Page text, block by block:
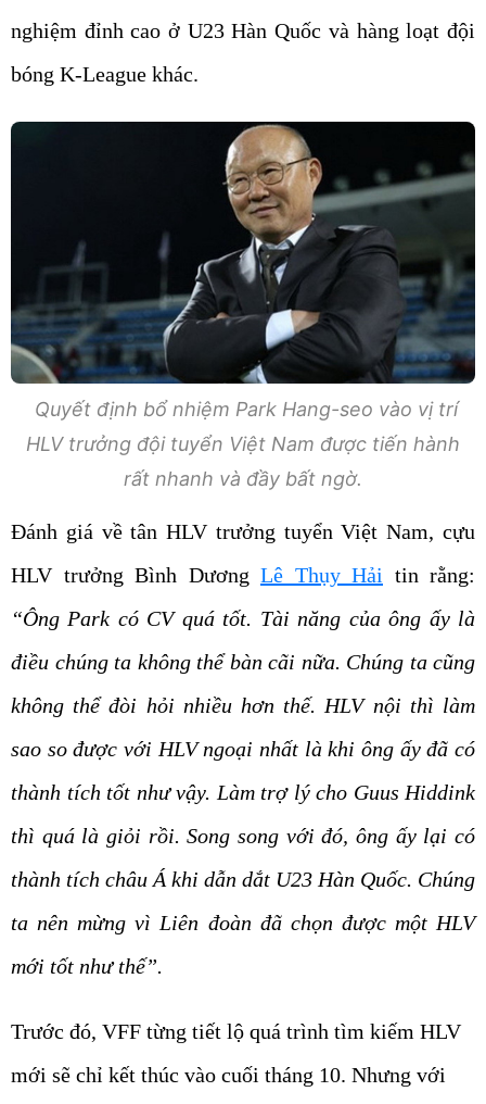
nghiệm đỉnh cao ở U23 Hàn Quốc và hàng loạt đội
bóng K-League khác.
Quyết định bổ nhiệm Park Hang-seo vào vị trí
HLV trưởng đội tuyển Việt Nam được tiến hành
rất nhanh và đầy bất ngờ.
Đánh giá về tân HLV trưởng tuyển Việt Nam, cựu
HLV trưởng Bình Dương Lê Thụy Hải tin rằng:
“Ông Park có CV quá tốt. Tài năng của ông ấy là
điều chúng ta không thể bàn cãi nữa. Chúng ta cũng
không thể đòi hỏi nhiều hơn thế. HLV nội thì làm
sao so được với HLV ngoại nhất là khi ông ấy đã có
thành tích tốt như vậy. Làm trợ lý cho Guus Hiddink
thì quá là giỏi rồi. Song song với đó, ông ấy lại có
thành tích châu Á khi dẫn dắt U23 Hàn Quốc. Chúng
ta nên mừng vì Liên đoàn đã chọn được một HLV
mới tốt như thế”.
Trước đó, VFF từng tiết lộ quá trình tìm kiếm HLV
mới sẽ chỉ kết thúc vào cuối tháng 10. Nhưng với